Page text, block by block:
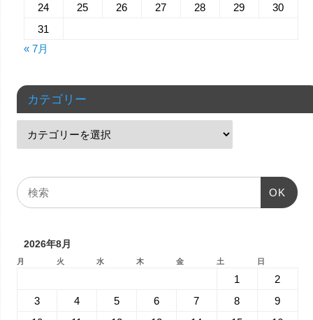
24
25 26 27 28 29
30
31
« 7月
カテゴリー
OK
2026年8月
月 火 水 木 金 土 日
1
2
3
4 5 6 7 8
9